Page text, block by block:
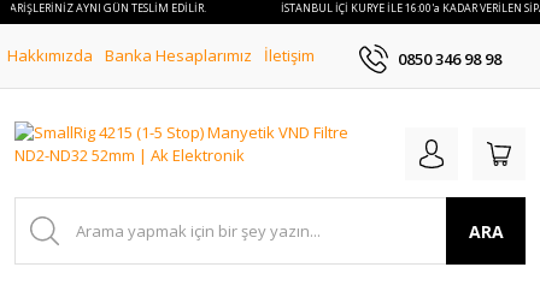
AYNI GÜN TESLİM EDİLİR. İSTANBUL İÇİ KURYE İLE 16:00'a KADAR VERİLEN
Hakkımızda Banka Hesaplarımız İletişim 0850 346 98 98
ARA